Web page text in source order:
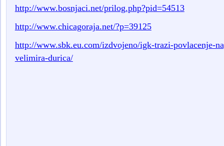
http://www.bosnjaci.net/prilog.php?pid=54513
http://www.chicagoraja.net/?p=39125
http://www.sbk.eu.com/izdvojeno/igk-trazi-povlacenje-
velimira-durica/